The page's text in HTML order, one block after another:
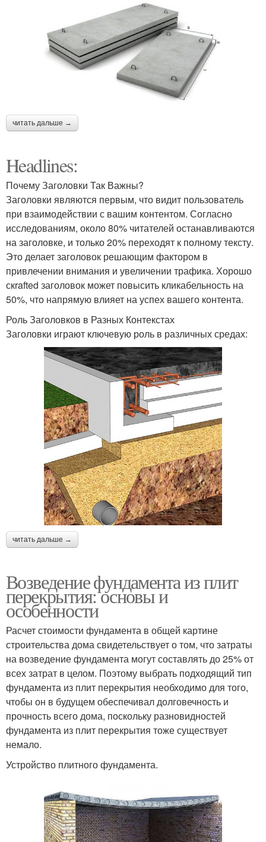
читать дальше →
Headlines:
Почему Заголовки Так Важны?
Заголовки являются первым, что видит пользователь
при взаимодействии с вашим контентом. Согласно
исследованиям, около 80% читателей останавливаются
на заголовке, и только 20% переходят к полному тексту.
Это делает заголовок решающим фактором в
привлечении внимания и увеличении трафика. Хорошо
скrafted заголовок может повысить кликабельность на
50%, что напрямую влияет на успех вашего контента.
Роль Заголовков в Разных Контекстах
Заголовки играют ключевую роль в различных средах:
читать дальше →
Возведение фундамента из плит
перекрытия: основы и
особенности
Расчет стоимости фундамента в общей картине
строительства дома свидетельствует о том, что затраты
на возведение фундамента могут составлять до 25% от
всех затрат в целом. Поэтому выбрать подходящий тип
фундамента из плит перекрытия необходимо для того,
чтобы он в будущем обеспечивал долговечность и
прочность всего дома, поскольку разновидностей
фундамента из плит перекрытия тоже существует
немало.
Устройство плитного фундамента.